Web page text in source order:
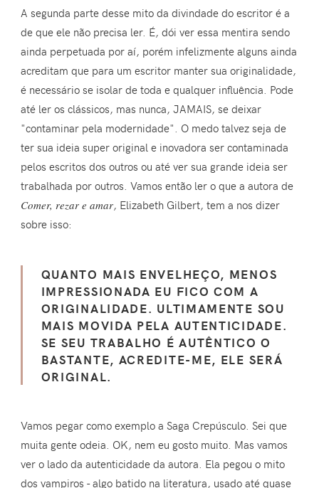
A segunda parte desse mito da divindade do escritor é a
de que ele não precisa ler. É, dói ver essa mentira sendo
ainda perpetuada por aí, porém infelizmente alguns ainda
acreditam que para um escritor manter sua originalidade,
é necessário se isolar de toda e qualquer influência. Pode
até ler os clássicos, mas nunca, JAMAIS, se deixar
"contaminar pela modernidade". O medo talvez seja de
ter sua ideia super original e inovadora ser contaminada
pelos escritos dos outros ou até ver sua grande ideia ser
trabalhada por outros. Vamos então ler o que a autora de
Comer, rezar e amar, Elizabeth Gilbert, tem a nos dizer
sobre isso:
QUANTO MAIS ENVELHEÇO, MENOS
IMPRESSIONADA EU FICO COM A
ORIGINALIDADE. ULTIMAMENTE SOU
MAIS MOVIDA PELA AUTENTICIDADE.
SE SEU TRABALHO É AUTÊNTICO O
BASTANTE, ACREDITE-ME, ELE SERÁ
ORIGINAL.
Vamos pegar como exemplo a Saga Crepúsculo. Sei que
muita gente odeia. OK, nem eu gosto muito. Mas vamos
ver o lado da autenticidade da autora. Ela pegou o mito
dos vampiros - algo batido na literatura, usado até quase